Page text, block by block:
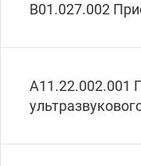
В01.027.002
А11.22.002.001